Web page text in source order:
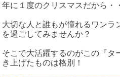
年に１度のクリスマスだから・
大切な人と誰もが憧れるワンラ
を過ごしてみませんか？
そこで大活躍するのがこの『タ
き上げたものは格別！